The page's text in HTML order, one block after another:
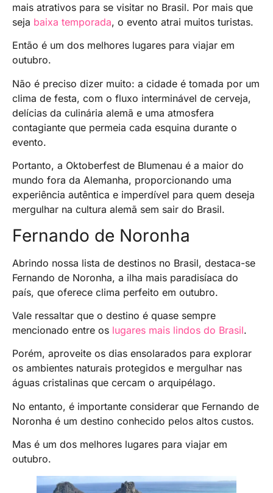
mais atrativos para se visitar no Brasil. Por mais que
seja baixa temporada, o evento atrai muitos turistas.
Então é um dos melhores lugares para viajar em
outubro.
Não é preciso dizer muito: a cidade é tomada por um
clima de festa, com o fluxo interminável de cerveja,
delícias da culinária alemã e uma atmosfera
contagiante que permeia cada esquina durante o
evento.
Portanto, a Oktoberfest de Blumenau é a maior do
mundo fora da Alemanha, proporcionando uma
experiência autêntica e imperdível para quem deseja
mergulhar na cultura alemã sem sair do Brasil.
Fernando de Noronha
Abrindo nossa lista de destinos no Brasil, destaca-se
Fernando de Noronha, a ilha mais paradisíaca do
país, que oferece clima perfeito em outubro.
Vale ressaltar que o destino é quase sempre
mencionado entre os lugares mais lindos do Brasil.
Porém, aproveite os dias ensolarados para explorar
os ambientes naturais protegidos e mergulhar nas
águas cristalinas que cercam o arquipélago.
No entanto, é importante considerar que Fernando de
Noronha é um destino conhecido pelos altos custos.
Mas é um dos melhores lugares para viajar em
outubro.